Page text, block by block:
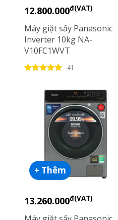
12.800.000đ(VAT)
Máy giặt sấy Panasonic
Inverter 10kg NA-
V10FC1WVT
41
+ Thêm
13.260.000đ(VAT)